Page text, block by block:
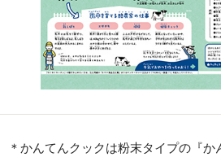
＊かんてんクックは粉末タイプの『